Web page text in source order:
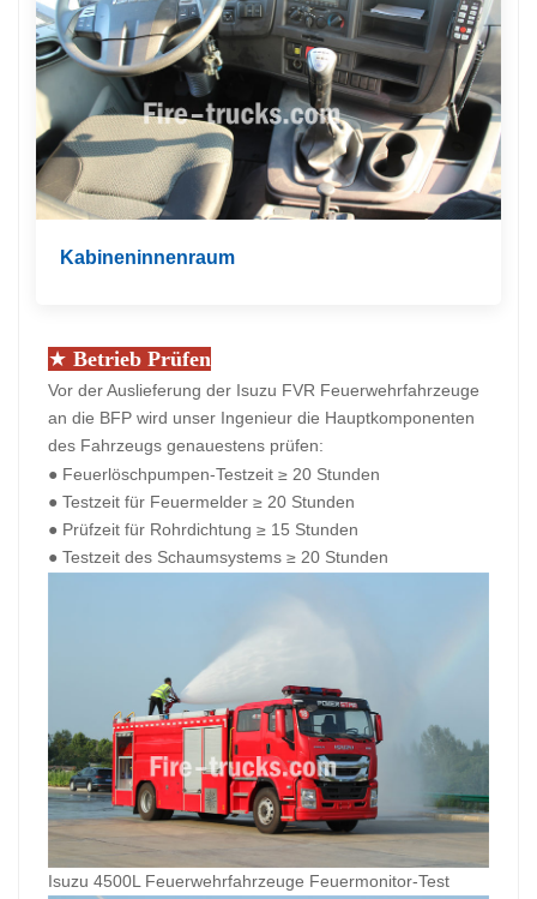
Kabineninnenraum
★ Betrieb Prüfen
Vor der Auslieferung der Isuzu FVR Feuerwehrfahrzeuge
an die BFP wird unser Ingenieur die Hauptkomponenten
des Fahrzeugs genauestens prüfen:
● Feuerlöschpumpen-Testzeit ≥ 20 Stunden
● Testzeit für Feuermelder ≥ 20 Stunden
● Prüfzeit für Rohrdichtung ≥ 15 Stunden
● Testzeit des Schaumsystems ≥ 20 Stunden
Isuzu 4500L Feuerwehrfahrzeuge Feuermonitor-Test